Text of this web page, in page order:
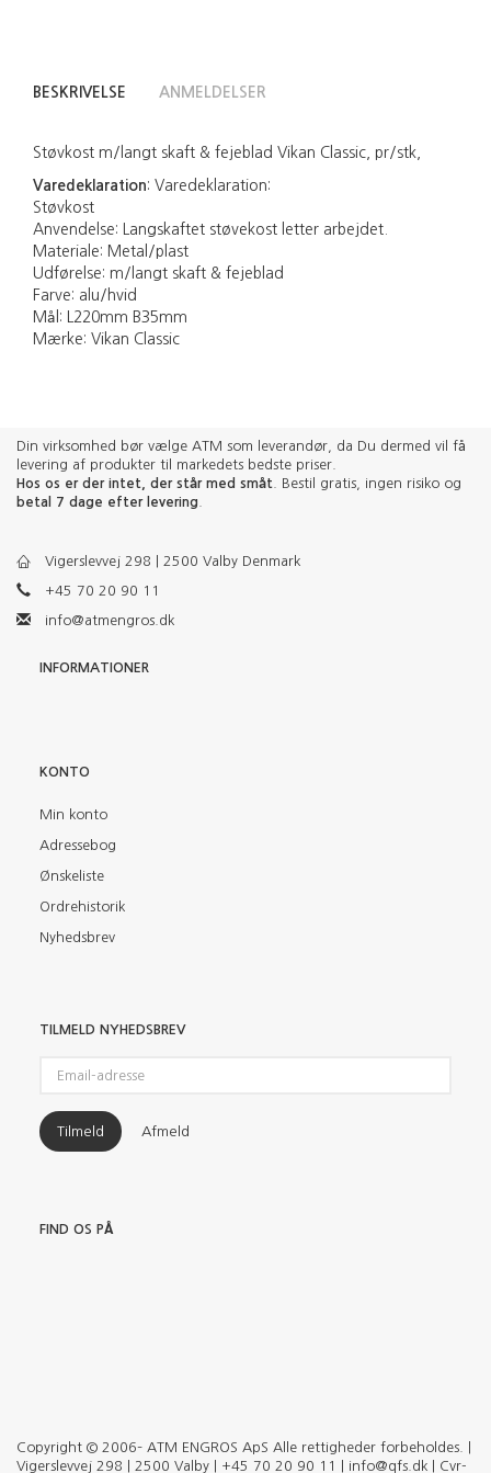
BESKRIVELSE ANMELDELSER
Støvkost m/langt skaft & fejeblad Vikan Classic, pr/stk,
Varedeklaration: Varedeklaration:
Støvkost
Anvendelse: Langskaftet støvekost letter arbejdet.
Materiale: Metal/plast
Udførelse: m/langt skaft & fejeblad
Farve: alu/hvid
Mål: L220mm B35mm
Mærke: Vikan Classic
Din virksomhed bør vælge ATM som leverandør, da Du dermed vil få
levering af produkter til markedets bedste priser.
Hos os er der intet, der står med småt . Bestil gratis, ingen risiko og
betal 7 dage efter levering
Vigerslevvej 298 | 2500 Valby Denmark
+45 70 20 90 11
info@atmengros.dk
INFORMATIONER
KONTO
Min konto
Adressebog
Ønskeliste
Ordrehistorik
Nyhedsbrev
TILMELD NYHEDSBREV
adresse
Tilmeld Afmeld
FIND OS PÅ
Copyright © 2006– ATM ENGROS ApS Alle rettigheder forbeholdes. |
Vigerslevvej 298 | 2500 Valby | +45 70 20 90 11 | info@qfs.dk | Cvr-